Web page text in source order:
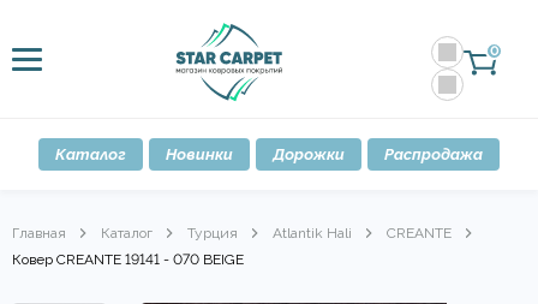
0
Каталог Новинки Дорожки Распродажа
Главная Каталог Турция Atlantik Hali
CREANTE
Ковер CREANTE 19141 - 070 BEIGE